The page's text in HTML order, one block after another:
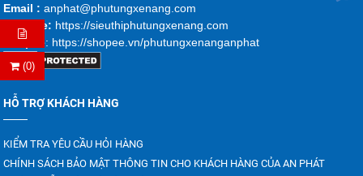
(0)
Email :anphat@phutungxenang.com
Website: https://sieuthiphutungxenang.com
Shopee: https://shopee.vn/phutungxenanganphat
HỖ TRỢ KHÁCH HÀNG
KIỂM TRA YÊU CẦU HỎI HÀNG
CHÍNH SÁCH BẢO MẬT THÔNG TIN CHO KHÁCH HÀNG CỦA AN PHÁT